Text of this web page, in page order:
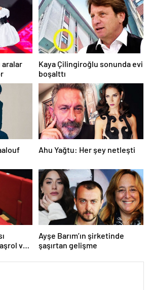
aralar
Kaya Çilingiroğlu sonunda evi
boşalttı
Ahu Yağtu: Her şey netleşti
ve
Ayşe Barım’ın şirketinde
şaşırtan gelişme